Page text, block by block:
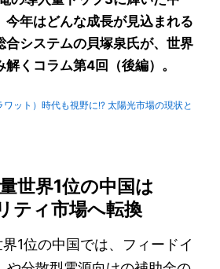
今年はどんな成長が見込まれる
合システムの貝塚泉氏が、世界
くコラム第4回（後編）。
ワット）時代も視野に!? 太陽光市場の現状と
世界1位の中国は
ティ市場へ転換
1位の中国では、フィードイ